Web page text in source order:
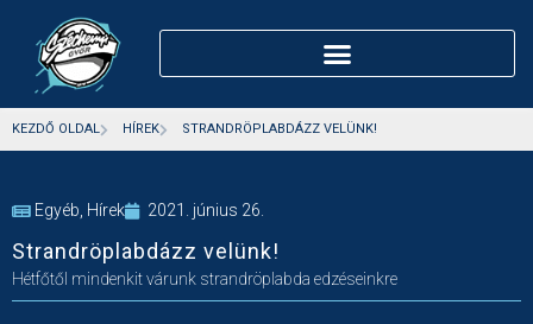
KEZDŐ OLDAL HÍREK STRANDRÖPLABDÁZZ VELÜNK!
Egyéb Hírek 2021. június 26.
Strandröplabdázz velünk!
Hétfőtől mindenkit várunk strandröplabda edzéseinkre